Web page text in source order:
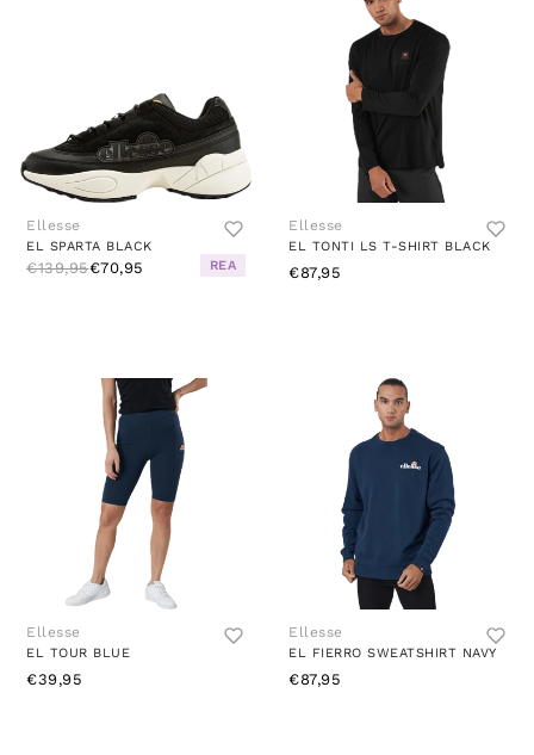
Ellesse
EL SPARTA BLACK
€139,95€70,95 REA
Ellesse
EL TONTI LS T-SHIRT BLACK
€87,95
Ellesse
EL TOUR BLUE
€39,95
Ellesse
EL FIERRO SWEATSHIRT NAVY
€87,95